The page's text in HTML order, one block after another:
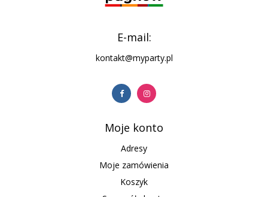
E-mail:
kontakt@myparty.pl
Moje konto
Adresy
Moje zamówienia
Koszyk